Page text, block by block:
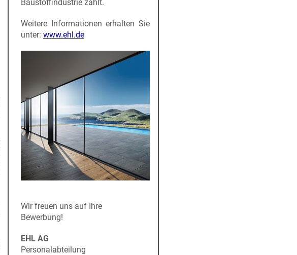
Baustoffindustrie zählt.
Weitere Informationen erhalten Sie
unter: www.ehl.de
Wir freuen uns auf Ihre
Bewerbung!
EHL AG
Personalabteilung